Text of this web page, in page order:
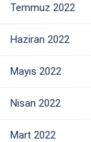
Temmuz 2022
Haziran 2022
Mayıs 2022
Nisan 2022
Mart 2022